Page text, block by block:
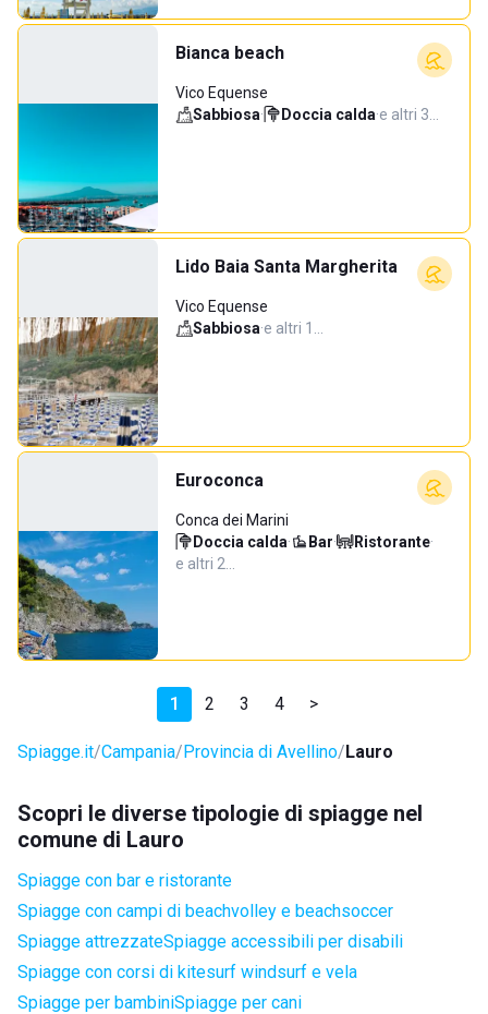
Bianca beach
Vico Equense
Sabbiosa· Doccia calda·e altri 3…
Lido Baia Santa Margherita
Vico Equense
Sabbiosa·e altri 1…
Euroconca
Conca dei Marini
Doccia calda· Bar· Ristorante·
e altri 2…
1 2 3 4 >
Spiagge.it Campania Provincia di Avellino Lauro
Scopri le diverse tipologie di spiagge nel
comune di Lauro
Spiagge con bar e ristorante
Spiagge con campi di beachvolley e beachsoccer
Spiagge attrezzateSpiagge accessibili per disabili
Spiagge con corsi di kitesurf windsurf e vela
Spiagge per bambiniSpiagge per cani